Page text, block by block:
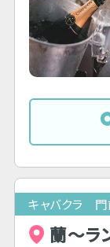
キャバクラ
蘭～ラ